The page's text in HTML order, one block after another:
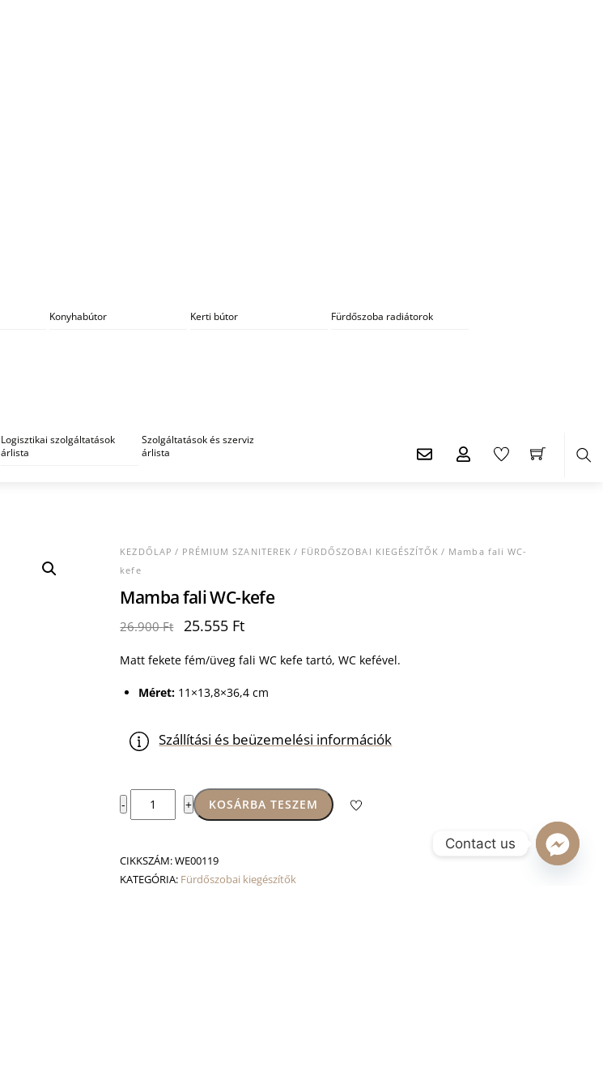
Konyhabútor Kerti bútor
Fürdőszoba radiátorok
Logisztikai szolgáltatások
árlista
Szolgáltatások és szerviz
árlista
KEZDŐLAP / PRÉMIUM SZANITEREK/ FÜRDŐSZOBAI KIEGÉSZÍTŐK / Mamba fali WC-
kefe
Mamba fali WC-kefe
26.900Ft
Original
was:
25.555 FtCurrent
is:
Matt fekete fém/üveg fali WC kefe tartó, WC kefével.
Méret:11×13,8×36,4 cm
Szállítási és beüzemelési információk
-
Mamba
fali
kefe
mennyiség
+ KOSÁRBA TESZEM
CIKKSZÁM:WE00119
KATEGÓRIA: Fürdőszobai kiegészítők
Contact us